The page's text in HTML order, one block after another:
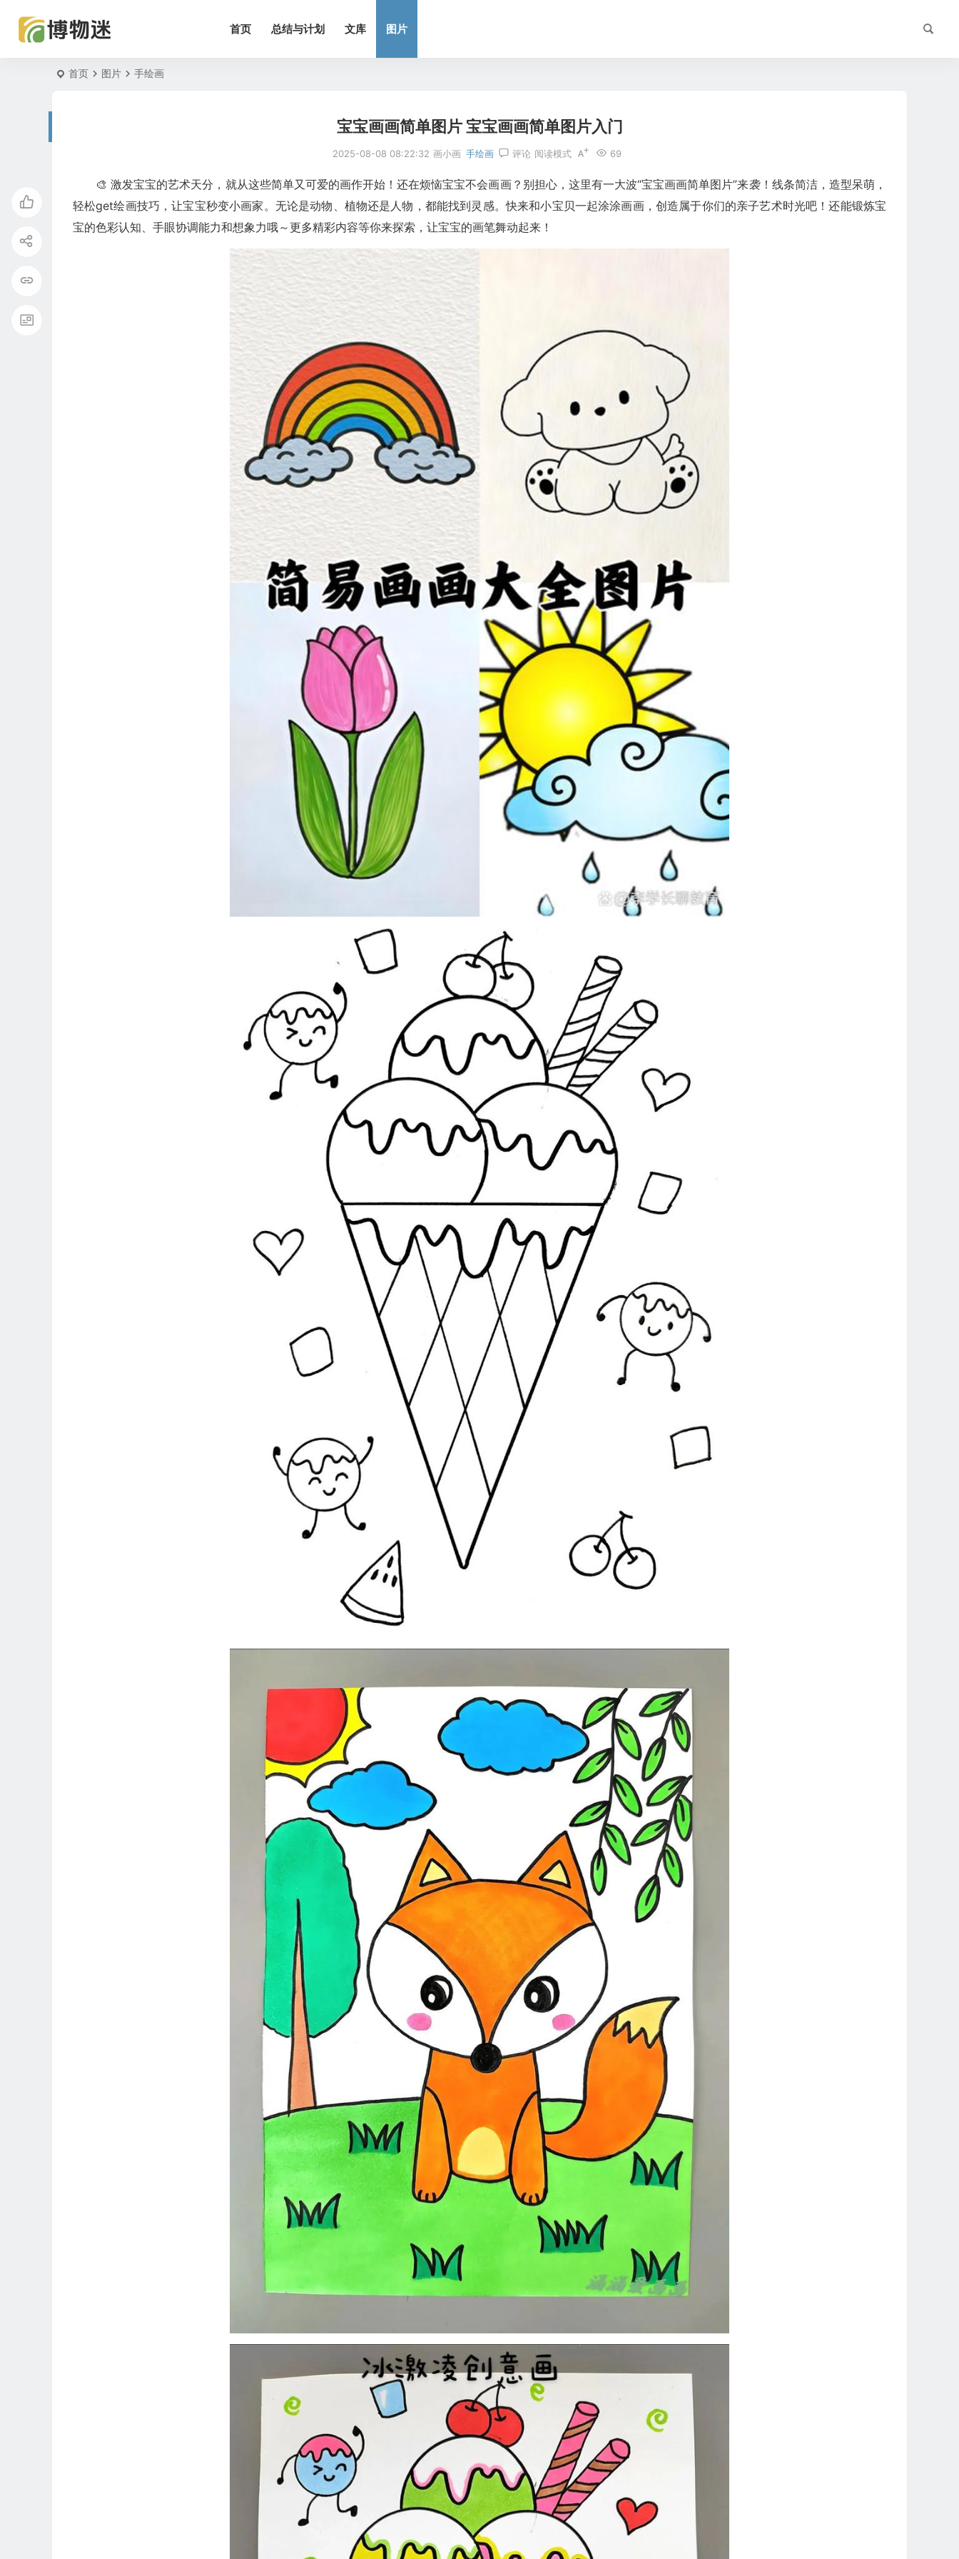
首页 总结与计划 文库 图片
首页 图片 手绘画
宝宝画画简单图片 宝宝画画简单图片入门
2025-08-08 08:22:32 画小画 手绘画 评论 69
阅读模式
🎨 激发宝宝的艺术天分，就从这些简单又可爱的画作开始！还在烦恼宝宝不会画画？别担心，这里有一大波“宝宝画画简单图片”来袭！线条简洁，造型呆萌，
轻松get绘画技巧，让宝宝秒变小画家。无论是动物、植物还是人物，都能找到灵感。快来和小宝贝一起涂涂画画，创造属于你们的亲子艺术时光吧！还能锻炼宝
宝的色彩认知、手眼协调能力和想象力哦～更多精彩内容等你来探索，让宝宝的画笔舞动起来！